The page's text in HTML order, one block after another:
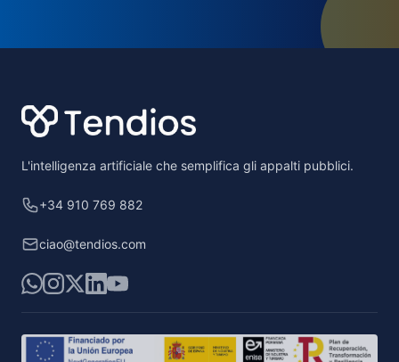
L'intelligenza artificiale che semplifica gli appalti pubblici.
+34 910 769 882
ciao@tendios.com
WhatsApp
Instagram
X LinkedIn
YouTube